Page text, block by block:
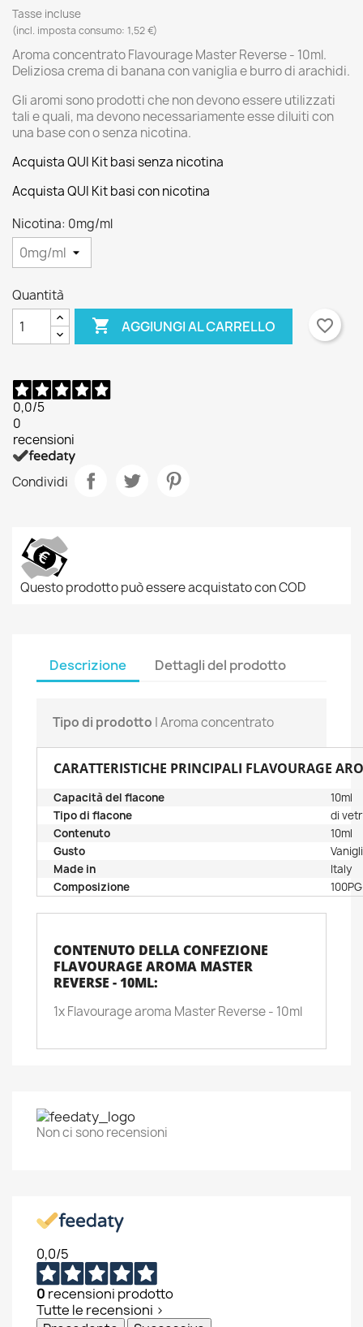
Tasse incluse
(incl. imposta consumo: 1,52 €)
Aroma concentrato Flavourage Master Reverse - 10ml.
Deliziosa crema di banana con vaniglia e burro di arachidi.
Gli aromi sono prodotti che non devono essere utilizzati
tali e quali, ma devono necessariamente esse diluiti con
una base con o senza nicotina.
Acquista QUI Kit basi senza nicotina
Acquista QUI Kit basi con nicotina
Nicotina: 0mg/ml
Quantità
 AGGIUNGI AL CARRELLO favorite_border
0,0/5
0
recensioni
Condividi
Questo prodotto può essere acquistato con COD
Descrizione Dettagli del prodotto
Tipo di prodotto | Aroma concentrato
CARATTERISTICHE PRINCIPALI FLAVOURAGE
Capacità del flacone
10ml
Tipo di flacone
di
Contenuto
10ml
Gusto
Made in
Italy
Composizione
100PG
CONTENUTO DELLA CONFEZIONE
FLAVOURAGE AROMA MASTER
REVERSE - 10ML:
1x Flavourage aroma Master Reverse - 10ml
Non ci sono recensioni
0,0/5
0 recensioni prodotto
Tutte le recensioni >